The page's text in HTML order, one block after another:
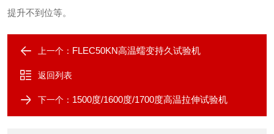
提升不到位等。
上一个： FLEC50KN高温蠕变持久试验机
返回列表
下一个： 1500度/1600度/1700度高温拉伸试验机